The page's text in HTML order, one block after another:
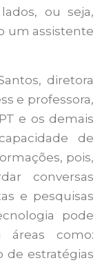
ou seja,
um assistente
diretora
e professora,
e os demais
de
pois,
conversas
e pesquisas
pode
áreas como:
de estratégias